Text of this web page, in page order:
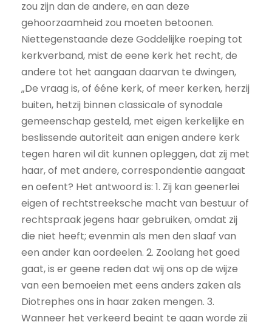
zou zijn dan de andere, en aan deze
gehoorzaamheid zou moeten betoonen.
Niettegenstaande deze Goddelijke roeping tot
kerkverband, mist de eene kerk het recht, de
andere tot het aangaan daarvan te dwingen,
„De vraag is, of ééne kerk, of meer kerken, herzij
buiten, hetzij binnen classicale of synodale
gemeenschap gesteld, met eigen kerkelijke en
beslissende autoriteit aan enigen andere kerk
tegen haren wil dit kunnen opleggen, dat zij met
haar, of met andere, correspondentie aangaat
en oefent? Het antwoord is: 1. Zij kan geenerlei
eigen of rechtstreeksche macht van bestuur of
rechtspraak jegens haar gebruiken, omdat zij
die niet heeft; evenmin als men den slaaf van
een ander kan oordeelen. 2. Zoolang het goed
gaat, is er geene reden dat wij ons op de wijze
van een bemoeien met eens anders zaken als
Diotrephes ons in haar zaken mengen. 3.
Wanneer het verkeerd begint te gaan worde zij